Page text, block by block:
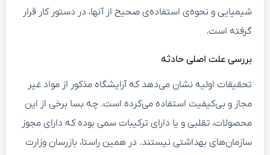
شیمیایی و نحوه‌ی استفاده‌ی صحیح از آنها، در دستور کار قرار
گرفته است.
بررسی علت اصلی حادثه
تحقیقات اولیه نشان می‌دهد که آرایشگاه مذکور از مواد غیر
مجاز و بی‌کیفیت استفاده می‌کرده است. چه بسا برخی از این
محصولات، تقلبی و یا دارای ترکیبات سمی بوده که دارای مجوز
سازمان‌های بهداشتی نیستند. در همین راستا، بازرسان وزارت